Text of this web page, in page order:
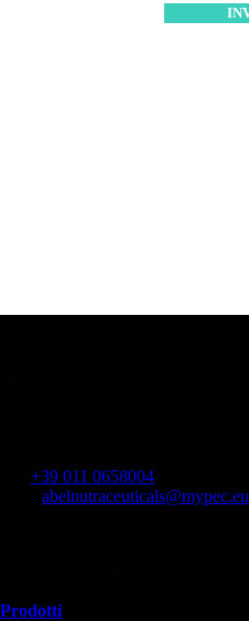
+39 011 0658004
abelnutraceuticals@mypec.eu
Prodotti